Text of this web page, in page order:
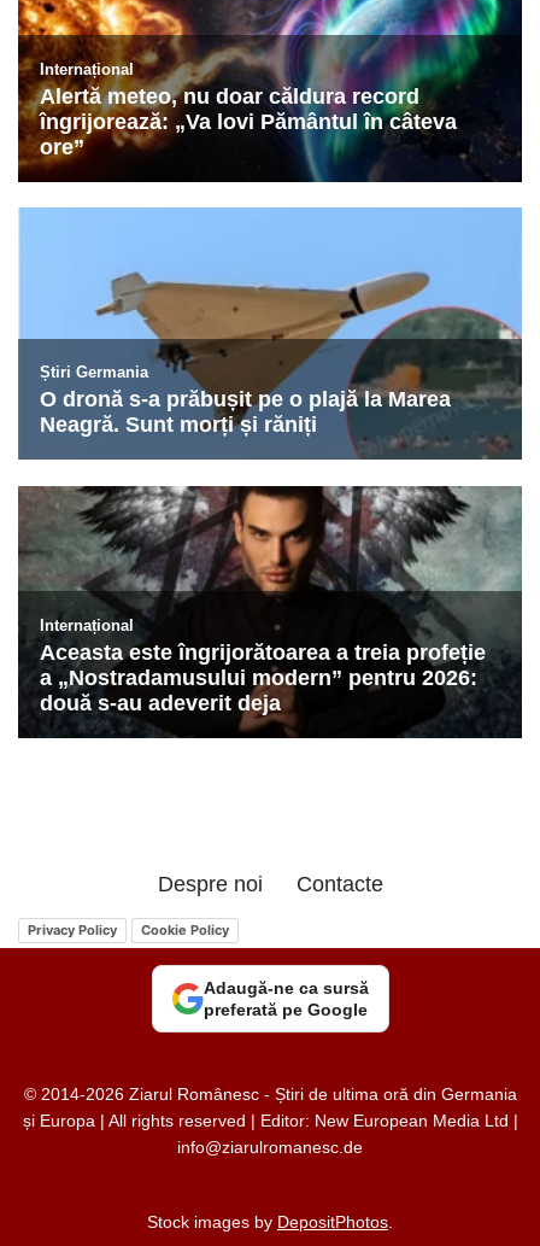
Despre noi Contacte
Privacy Policy Cookie Policy
Adaugă-ne ca sursă
preferată pe Google
© 2014-2026 Ziarul Românesc - Știri de ultima oră din Germania
și Europa | All rights reserved | Editor: New European Media Ltd |
info@ziarulromanesc.de
Stock images by DepositPhotos